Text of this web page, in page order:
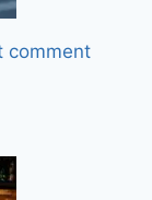
comment